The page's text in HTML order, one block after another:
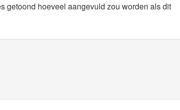
getoond hoeveel aangevuld zou worden als dit